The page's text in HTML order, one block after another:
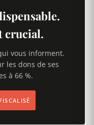
crucial.
vous informent.
les dons de ses
à 66 %.